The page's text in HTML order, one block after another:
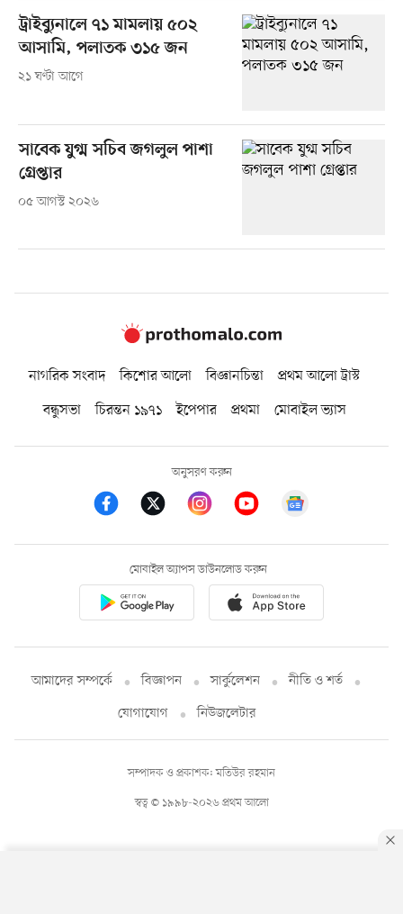
ট্রাইব্যুনালে ৭১ মামলায় ৫০২
আসামি, পলাতক ৩১৫ জন
২১ ঘণ্টা আগে
সাবেক যুগ্ম সচিব জগলুল পাশা
গ্রেপ্তার
০৫ আগস্ট ২০২৬
নাগরিক সংবাদ কিশোর আলো বিজ্ঞানচিন্তা
প্রথম আলো ট্রাস্ট
বন্ধুসভা
চিরন্তন ১৯৭১ ইপেপার প্রথমা মোবাইল ভ্যাস
অনুসরণ করুন
মোবাইল অ্যাপস ডাউনলোড করুন
আমাদের সম্পর্কে বিজ্ঞাপন সার্কুলেশন
নীতি ও শর্ত
যোগাযোগ
নিউজলেটার
স্বত্ব © ১৯৯৮-২০২৬ প্রথম আলো
সম্পাদক ও প্রকাশক: মতিউর রহমান